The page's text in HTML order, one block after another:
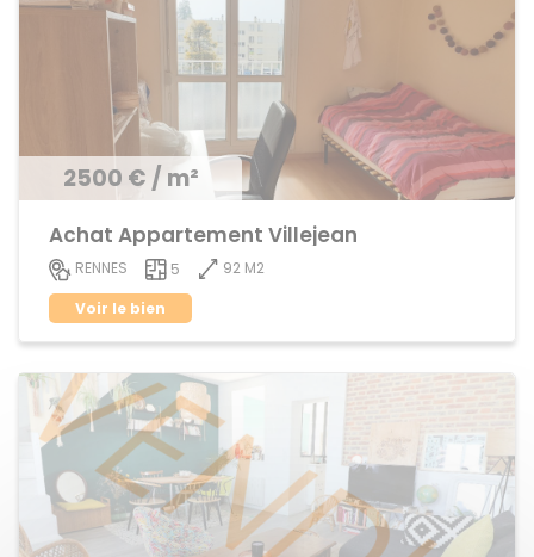
2500 € / m²
Achat Appartement Villejean
RENNES 5
92 M2
Voir le bien